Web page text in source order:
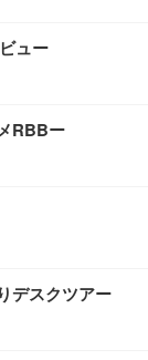
ュー
RBBー
デスクツアー